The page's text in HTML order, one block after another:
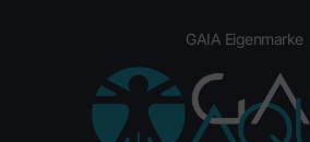
GAIA Eigenmarke